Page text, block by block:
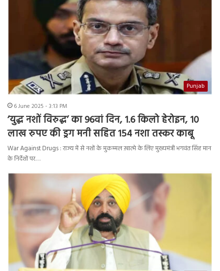
Punjab
6 June 2025 - 3:13 PM
‘युद्ध नशों विरुद्ध’ का 96वां दिन, 1.6 किलो हेरोइन, 10
लाख रुपए की ड्रग मनी सहित 154 नशा तस्कर काबू
War Against Drugs : राज्य में से नशों के मुकम्मल ख़ात्मे के लिए मुख्यमंत्री भगवंत सिंह मान
के निर्देशों पर…